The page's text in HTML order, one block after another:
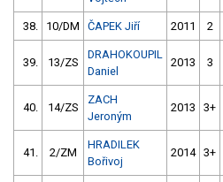
38. 10/DM ČAPEK Jiří 2011 2
39. 13/ZS
DRAHOKOUPIL
Daniel
2013 3
40. 14/ZS
ZACH
Jeroným
2013 3+
41. 2/ZM
HRADILEK
Bořivoj
2014 3+